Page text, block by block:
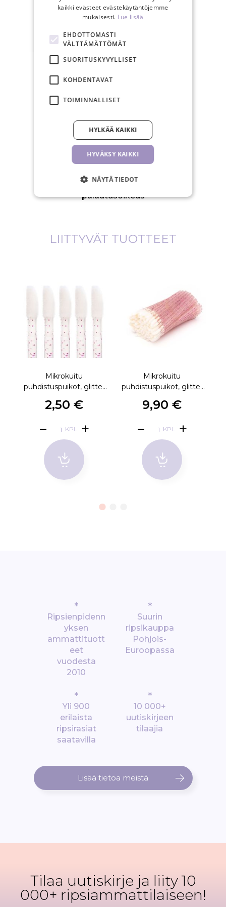
tilauksiin
Arkisin postitamme 24 tunnin
30 päivän
palautusoikeus
LIITTYVÄT TUOTTEET
Mikrokuitu
puhdistuspuikot, glitter
2,50 €
KPL
Mikrokuitu
puhdistuspuikot, glitter
9,90 €
KPL
*
Ripsienpidenn
yksen
ammattituott
eet
vuodesta
2010
*
Suurin
ripsikauppa
Pohjois-
Euroopassa
*
Yli 900
erilaista
ripsirasiat
saatavilla
*
10 000+
uutiskirjeen
tilaajia
Lisää tietoa meistä
Tilaa uutiskirje ja liity 10
000+ ripsiammattilaiseen!
kaikki evästeet evästekäytäntöjemme
mukaisesti. Lue lisää
EHDOTTOMASTI
VÄLTTÄMÄTTÖMÄT
SUORITUSKYVYLLISET
KOHDENTAVAT
TOIMINNALLISET
HYVÄKSY KAIKKI
HYLKÄÄ KAIKKI
NÄYTÄ TIEDOT